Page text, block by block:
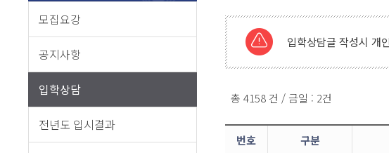
모집요강
공지사항
입학상담
전년도 입시결과
입학상담글 작성시 개
총 4158 건 / 금일 : 2건
번호 구분